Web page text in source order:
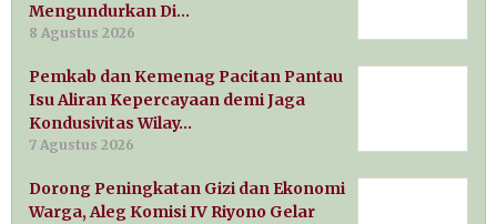
Mengundurkan Di…
8 Agustus 2026
Pemkab dan Kemenag Pacitan Pantau
Isu Aliran Kepercayaan demi Jaga
Kondusivitas Wilay…
7 Agustus 2026
Dorong Peningkatan Gizi dan Ekonomi
Warga, Aleg Komisi IV Riyono Gelar